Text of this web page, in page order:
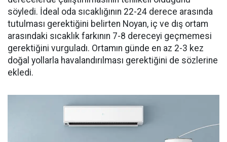
söyledi. İdeal oda sıcaklığının 22-24 derece arasında
tutulması gerektiğini belirten Noyan, iç ve dış ortam
arasındaki sıcaklık farkının 7-8 dereceyi geçmemesi
gerektiğini vurguladı. Ortamın günde en az 2-3 kez
doğal yollarla havalandırılması gerektiğini de sözlerine
ekledi.